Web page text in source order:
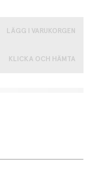
LÄGG I VARUKORGEN
KLICKA OCH HÄMTA